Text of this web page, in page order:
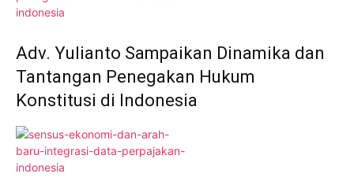
Adv. Yulianto Sampaikan Dinamika dan
Tantangan Penegakan Hukum
Konstitusi di Indonesia